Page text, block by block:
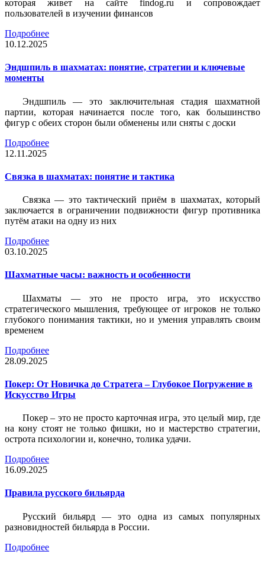
которая живет на сайте findog.ru и сопровождает
пользователей в изучении финансов
Подробнее
10.12.2025
Эндшпиль в шахматах: понятие, стратегии и ключевые
моменты
Эндшпиль — это заключительная стадия шахматной
партии, которая начинается после того, как большинство
фигур с обеих сторон были обменены или сняты с доски
Подробнее
12.11.2025
Связка в шахматах: понятие и тактика
Связка — это тактический приём в шахматах, который
заключается в ограничении подвижности фигур противника
путём атаки на одну из них
Подробнее
03.10.2025
Шахматные часы: важность и особенности
Шахматы — это не просто игра, это искусство
стратегического мышления, требующее от игроков не только
глубокого понимания тактики, но и умения управлять своим
временем
Подробнее
28.09.2025
Покер: От Новичка до Стратега – Глубокое Погружение в
Искусство Игры
Покер – это не просто карточная игра, это целый мир, где
на кону стоят не только фишки, но и мастерство стратегии,
острота психологии и, конечно, толика удачи.
Подробнее
16.09.2025
Правила русского бильярда
Русский бильярд — это одна из самых популярных
разновидностей бильярда в России.
Подробнее